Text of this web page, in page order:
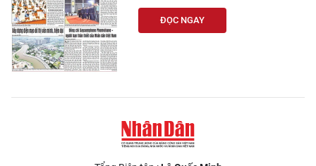
ĐỌC NGAY